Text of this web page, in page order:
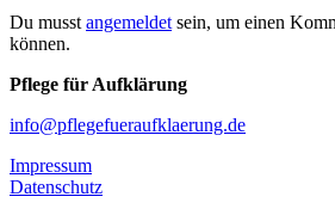
Du musstangemeldetsein, um einen
können.
Pflege für Aufklärung
info@pflegefueraufklaerung.de
Impressum
Datenschutz